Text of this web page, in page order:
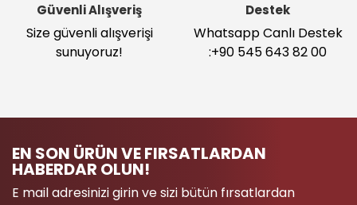
Güvenli Alışveriş
Size güvenli alışverişi
sunuyoruz!
Destek
Whatsapp Canlı Destek
:+90 545 643 82 00
EN SON ÜRÜN VE FIRSATLARDAN
HABERDAR OLUN!
E mail adresinizi girin ve sizi bütün fırsatlardan